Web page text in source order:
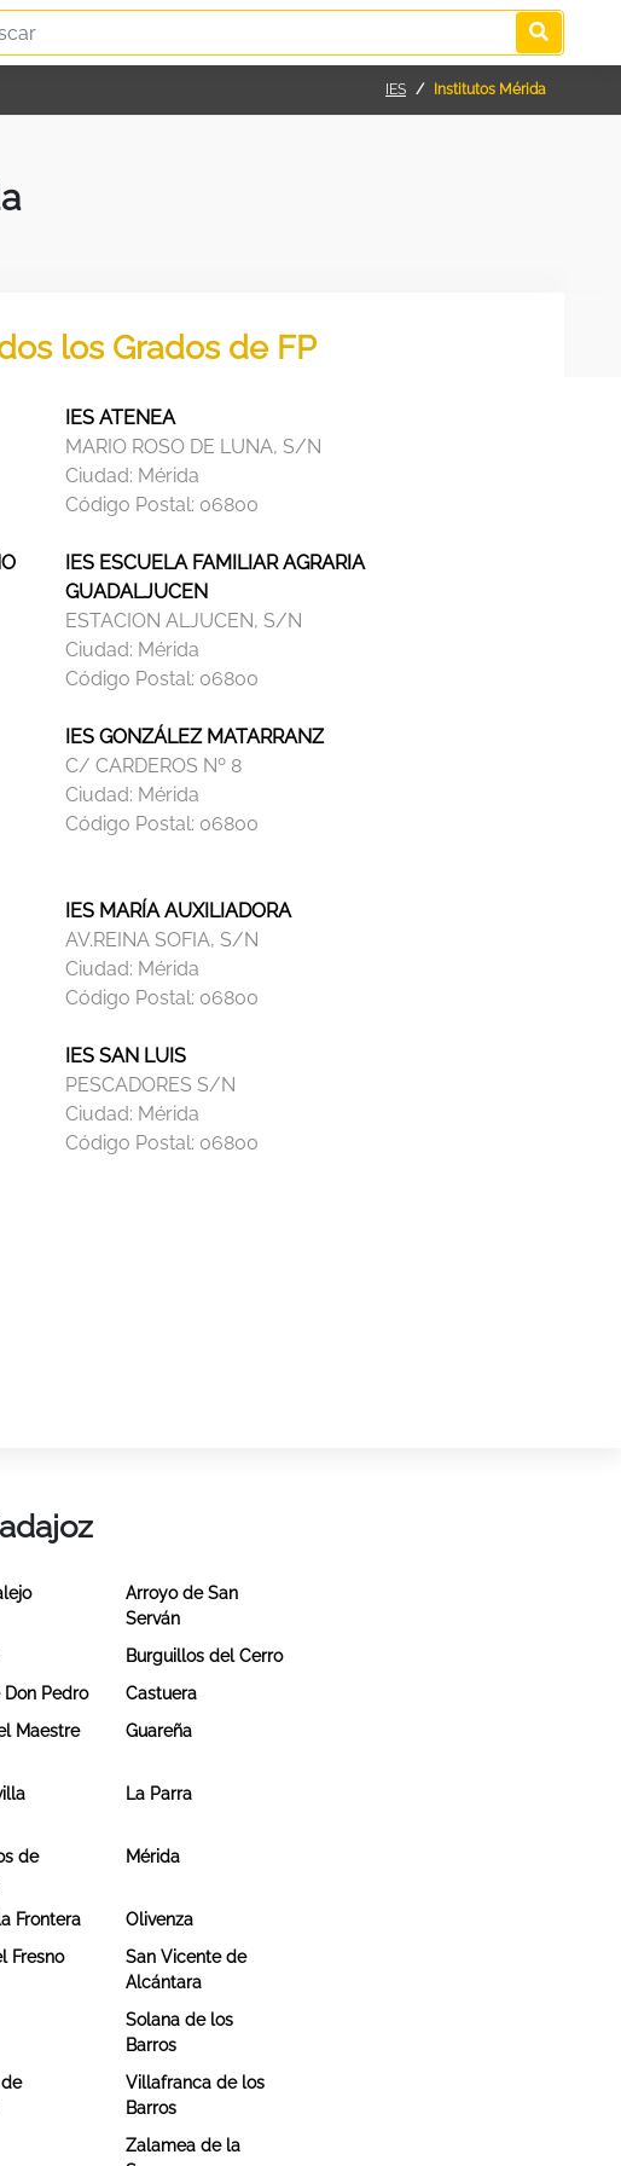
IES Institutos Mérida
los Grados de FP
IES ATENEA
MARIO ROSO DE LUNA, S/N
Ciudad: Mérida
Código Postal: 06800
IES ESCUELA FAMILIAR AGRARIA
GUADALJUCEN
ESTACION ALJUCEN, S/N
Ciudad: Mérida
Código Postal: 06800
IES GONZÁLEZ MATARRANZ
C/ CARDEROS Nº 8
Ciudad: Mérida
Código Postal: 06800
IES MARÍA AUXILIADORA
AV.REINA SOFIA, S/N
Ciudad: Mérida
Código Postal: 06800
IES SAN LUIS
PESCADORES S/N
Ciudad: Mérida
Código Postal: 06800
Arroyo de San
Serván
Burguillos del Cerro
Don Pedro
Castuera
Maestre Guareña
La Parra
de
Mérida
Frontera
Olivenza
Fresno
San Vicente de
Alcántara
Solana de los
Barros
Villafranca de los
Barros
Zalamea de la